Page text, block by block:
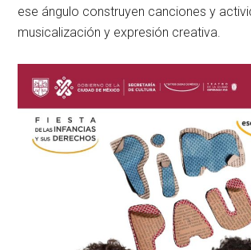
ese ángulo construyen canciones y
musicalización y expresión creativa.